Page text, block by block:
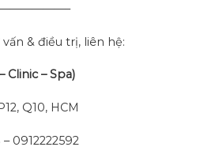
& điều trị, liên hệ:
Clinic – Spa)
Q10, HCM
0912222592